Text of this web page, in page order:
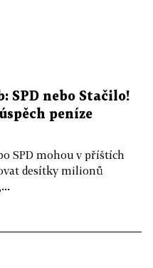
SPD nebo Stačilo!
peníze
SPD mohou v příštích
desítky milionů